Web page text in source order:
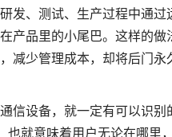
发、测试、生产过程中通过
产品里的小尾巴。这样的做
减少管理成本，却将后门永
设备，就一定有可以识别
也就意味着用户无论在哪里